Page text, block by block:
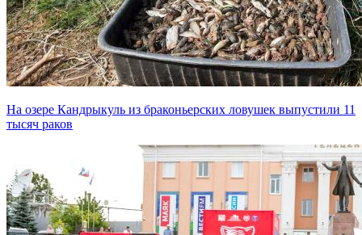
На озере Кандрыкуль из браконьерских ловушек выпустили 11
тысяч раков